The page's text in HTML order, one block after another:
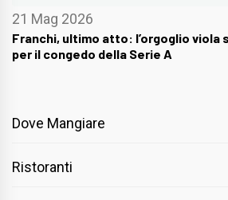
21 Mag 2026
Franchi, ultimo atto: l’orgoglio viola
per il congedo della Serie A
Dove Mangiare
Ristoranti